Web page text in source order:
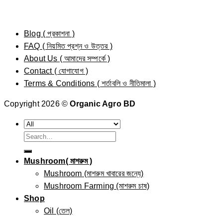
Blog ( প্রকাশনা )
FAQ ( নিয়মিত প্রশ্ন ও উত্তর )
About Us ( আমাদের সম্পর্কে )
Contact ( যোগাযোগ )
Terms & Conditions ( শর্তাবলি ও নীতিমালা )
Copyright 2026 ©Organic Agro BD
Search
for:
Mushroom( মাশরুম )
Mushroom (মাশরুম খাবারের জন্যে)
Mushroom Farming (মাশরুম চাষ)
Shop
Oil (তেল)